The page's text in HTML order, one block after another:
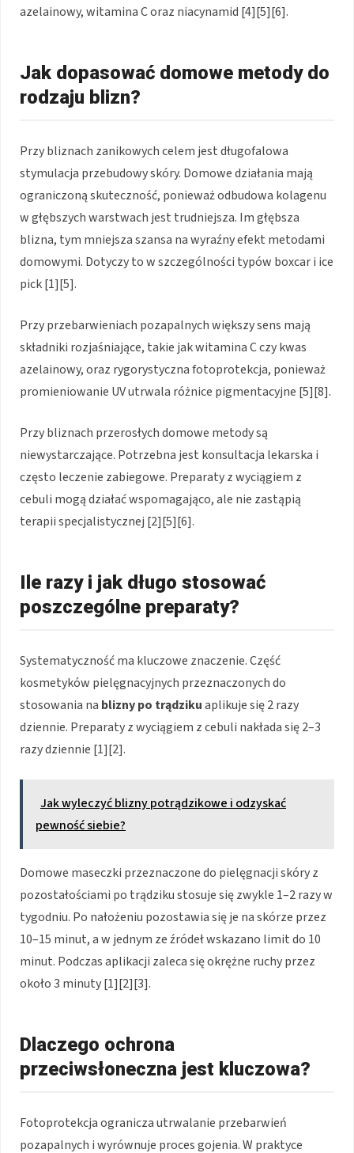
azelainowy, witamina C oraz niacynamid [4][5][6].
Jak dopasować domowe metody do
rodzaju blizn?
Przy bliznach zanikowych celem jest długofalowa
stymulacja przebudowy skóry. Domowe działania mają
ograniczoną skuteczność, ponieważ odbudowa kolagenu
w głębszych warstwach jest trudniejsza. Im głębsza
blizna, tym mniejsza szansa na wyraźny efekt metodami
domowymi. Dotyczy to w szczególności typów boxcar i ice
pick [1][5].
Przy przebarwieniach pozapalnych większy sens mają
składniki rozjaśniające, takie jak witamina C czy kwas
azelainowy, oraz rygorystyczna fotoprotekcja, ponieważ
promieniowanie UV utrwala różnice pigmentacyjne [5][8].
Przy bliznach przerosłych domowe metody są
niewystarczające. Potrzebna jest konsultacja lekarska i
często leczenie zabiegowe. Preparaty z wyciągiem z
cebuli mogą działać wspomagająco, ale nie zastąpią
terapii specjalistycznej [2][5][6].
Ile razy i jak długo stosować
poszczególne preparaty?
Systematyczność ma kluczowe znaczenie. Część
kosmetyków pielęgnacyjnych przeznaczonych do
stosowania na blizny po trądzikuaplikuje się 2 razy
dziennie. Preparaty z wyciągiem z cebuli nakłada się 2–3
razy dziennie [1][2].
Jak wyleczyć blizny potrądzikowe i odzyskać
pewność siebie?
Domowe maseczki przeznaczone do pielęgnacji skóry z
pozostałościami po trądziku stosuje się zwykle 1–2 razy w
tygodniu. Po nałożeniu pozostawia się je na skórze przez
10–15 minut, a w jednym ze źródeł wskazano limit do 10
minut. Podczas aplikacji zaleca się okrężne ruchy przez
około 3 minuty [1][2][3].
Dlaczego ochrona
przeciwsłoneczna jest kluczowa?
Fotoprotekcja ogranicza utrwalanie przebarwień
pozapalnych i wyrównuje proces gojenia. W praktyce